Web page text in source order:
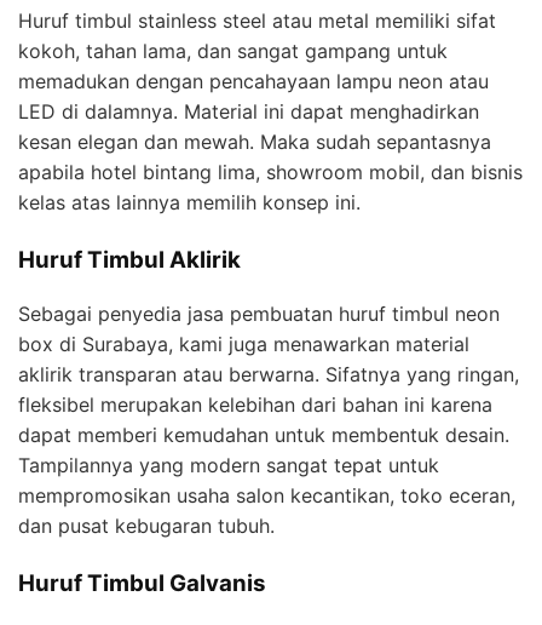
Huruf timbul stainless steel atau metal memiliki sifat
kokoh, tahan lama, dan sangat gampang untuk
memadukan dengan pencahayaan lampu neon atau
LED di dalamnya. Material ini dapat menghadirkan
kesan elegan dan mewah. Maka sudah sepantasnya
apabila hotel bintang lima, showroom mobil, dan bisnis
kelas atas lainnya memilih konsep ini.
Huruf Timbul Aklirik
Sebagai penyedia jasa pembuatan huruf timbul neon
box di Surabaya, kami juga menawarkan material
aklirik transparan atau berwarna. Sifatnya yang ringan,
fleksibel merupakan kelebihan dari bahan ini karena
dapat memberi kemudahan untuk membentuk desain.
Tampilannya yang modern sangat tepat untuk
mempromosikan usaha salon kecantikan, toko eceran,
dan pusat kebugaran tubuh.
Huruf Timbul Galvanis